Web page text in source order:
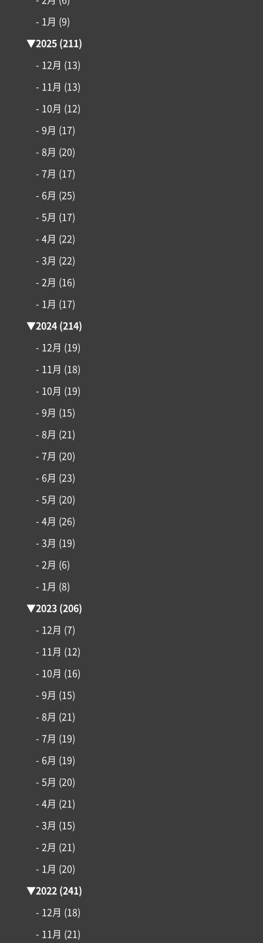
施工事例
アイフルホームについて
リフォーム・リノベーション
インフォメーション
- 1月 (9)
▼2025(211)
- 12月 (13)
- 11月 (13)
- 10月 (12)
- 9月 (17)
- 8月 (20)
- 7月 (17)
- 6月 (25)
- 5月 (17)
- 4月 (22)
- 3月 (22)
- 2月 (16)
- 1月 (17)
▼2024(214)
- 12月 (19)
- 11月 (18)
- 10月 (19)
- 9月 (15)
- 8月 (21)
- 7月 (20)
- 6月 (23)
- 5月 (20)
- 4月 (26)
- 3月 (19)
- 2月 (6)
- 1月 (8)
▼2023(206)
- 12月 (7)
- 11月 (12)
- 10月 (16)
- 9月 (15)
- 8月 (21)
- 7月 (19)
- 6月 (19)
- 5月 (20)
- 4月 (21)
- 3月 (15)
- 2月 (21)
- 1月 (20)
▼2022(241)
- 12月 (18)
- 11月 (21)